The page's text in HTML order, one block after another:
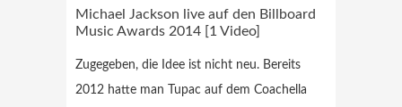
Michael Jackson live auf den Billboard
Music Awards 2014 [1 Video]
Zugegeben, die Idee ist nicht neu. Bereits
2012 hatte man Tupac auf dem Coachella